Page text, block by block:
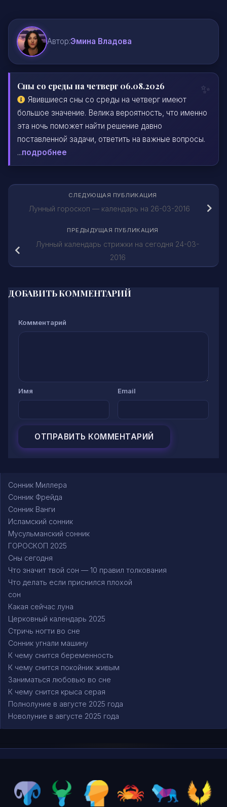
Автор:Эмина Владова
Сны со среды на четверг 06.08.2026
Явившиеся сны со среды на четверг имеют
большое значение. Велика вероятность, что именно
эта ночь поможет найти решение давно
поставленной задачи, ответить на важные вопросы.
...подробнее
СЛЕДУЮЩАЯ ПУБЛИКАЦИЯ
Лунный гороскоп — календарь на 26-03-2016
ПРЕДЫДУЩАЯ ПУБЛИКАЦИЯ
Лунный календарь стрижки на сегодня 24-03-
2016
ДОБАВИТЬ КОММЕНТАРИЙ
Комментарий
Имя Email
Сонник Миллера
Сонник Фрейда
Сонник Ванги
Исламский сонник
Мусульманский сонник
ГОРОСКОП 2025
Сны сегодня
Что значит твой сон — 10 правил толкования
Что делать если приснился плохой
сон
Какая сейчас луна
Церковный календарь 2025
Стричь ногти во сне
Сонник угнали машину
К чему снится беременность
К чему снится покойник живым
Заниматься любовью во сне
К чему снится крыса серая
Полнолуние в августе 2025 года
Новолуние в августе 2025 года